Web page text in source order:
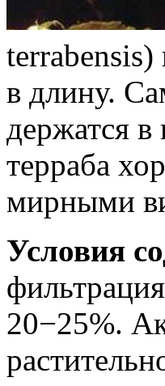
terrabensis)
в длину.
держатся
терраба
мирными
Условия
20−25%.